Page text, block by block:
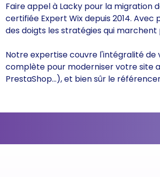
Faire appel à Lacky pour la migration
certifiée Expert Wix depuis 2014.
des doigts les stratégies qui
Notre expertise couvre l'intégralité de
complète pour moderniser votre site
PrestaShop...), et bien sûr le